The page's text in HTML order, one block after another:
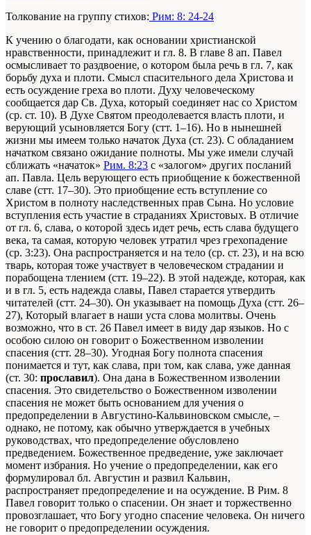
Толкование на группу стихов: Рим: 8: 24-24
К учению о благодати, как основании христианской
нравственности, принадлежит и гл. 8. В главе 8 ап. Павел
осмысливает то раздвоение, о котором была речь в гл. 7, как
борьбу духа и плоти. Смысл спасительного дела Христова и
есть осуждение греха во плоти. Духу человеческому
сообщается дар Св. Духа, который соединяет нас со Христом
(ср. ст. 10). В Духе Святом преодолевается власть плоти, и
верующий усыновляется Богу (стт. 1–16). Но в нынешней
жизни мы имеем только начаток Духа (ст. 23). С обладанием
начатком связано ожидание полноты. Мы уже имели случай
сближать «начаток» Рим. 8:23 с «залогом» других посланий
ап. Павла. Цель верующего есть приобщение к божественной
славе (стт. 17–30). Это приобщение есть вступление со
Христом в полноту наследственных прав Сына. Но условие
вступления есть участие в страданиях Христовых. В отличие
от гл. 6, слава, о которой здесь идет речь, есть слава будущего
века, та самая, которую человек утратил чрез грехопадение
(ср. 3:23). Она распространяется и на тело (ср. ст. 23), и на всю
тварь, которая тоже участвует в человеческом страдании и
порабощена тлением (стт. 19–22). В этой надежде, которая, как
и в гл. 5, есть надежда славы, Павел старается утвердить
читателей (стт. 24–30). Он указывает на помощь Духа (стт. 26–
27), Который влагает в наши уста слова молитвы. Очень
возможно, что в ст. 26 Павел имеет в виду дар языков. Но с
особою силою он говорит о Божественном изволении
спасения (стт. 28–30). Угодная Богу полнота спасения
понимается и тут, как слава, при том, как слава, уже данная
(ст. 30: прославил). Она дана в Божественном изволении
спасения. Это свидетельство о Божественном изволении
спасения не может быть основанием для учения о
предопределении в Августино-Кальвиновском смысле, –
однако, не потому, как обычно утверждается в учебных
руководствах, что предопределение обусловлено
предведением. Божественное предведение, уже заключает
момент избрания. Но учение о предопределении, как его
формулировал бл. Августин и развил Кальвин,
распространяет предопределение и на осуждение. В Рим. 8
Павел говорит только о спасении. Он знает и торжественно
провозглашает, что Богу угодно спасение человека. Он ничего
не говорит о предопределении осуждения.